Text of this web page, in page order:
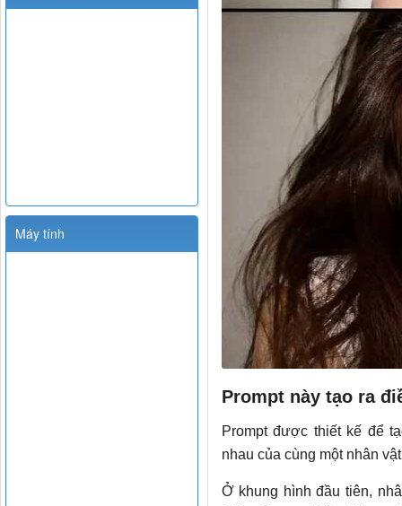
Prompt này tạo ra
Prompt được thiết kế để
nhau của cùng một nhân
Ở khung hình đầu tiên,
Máy tính